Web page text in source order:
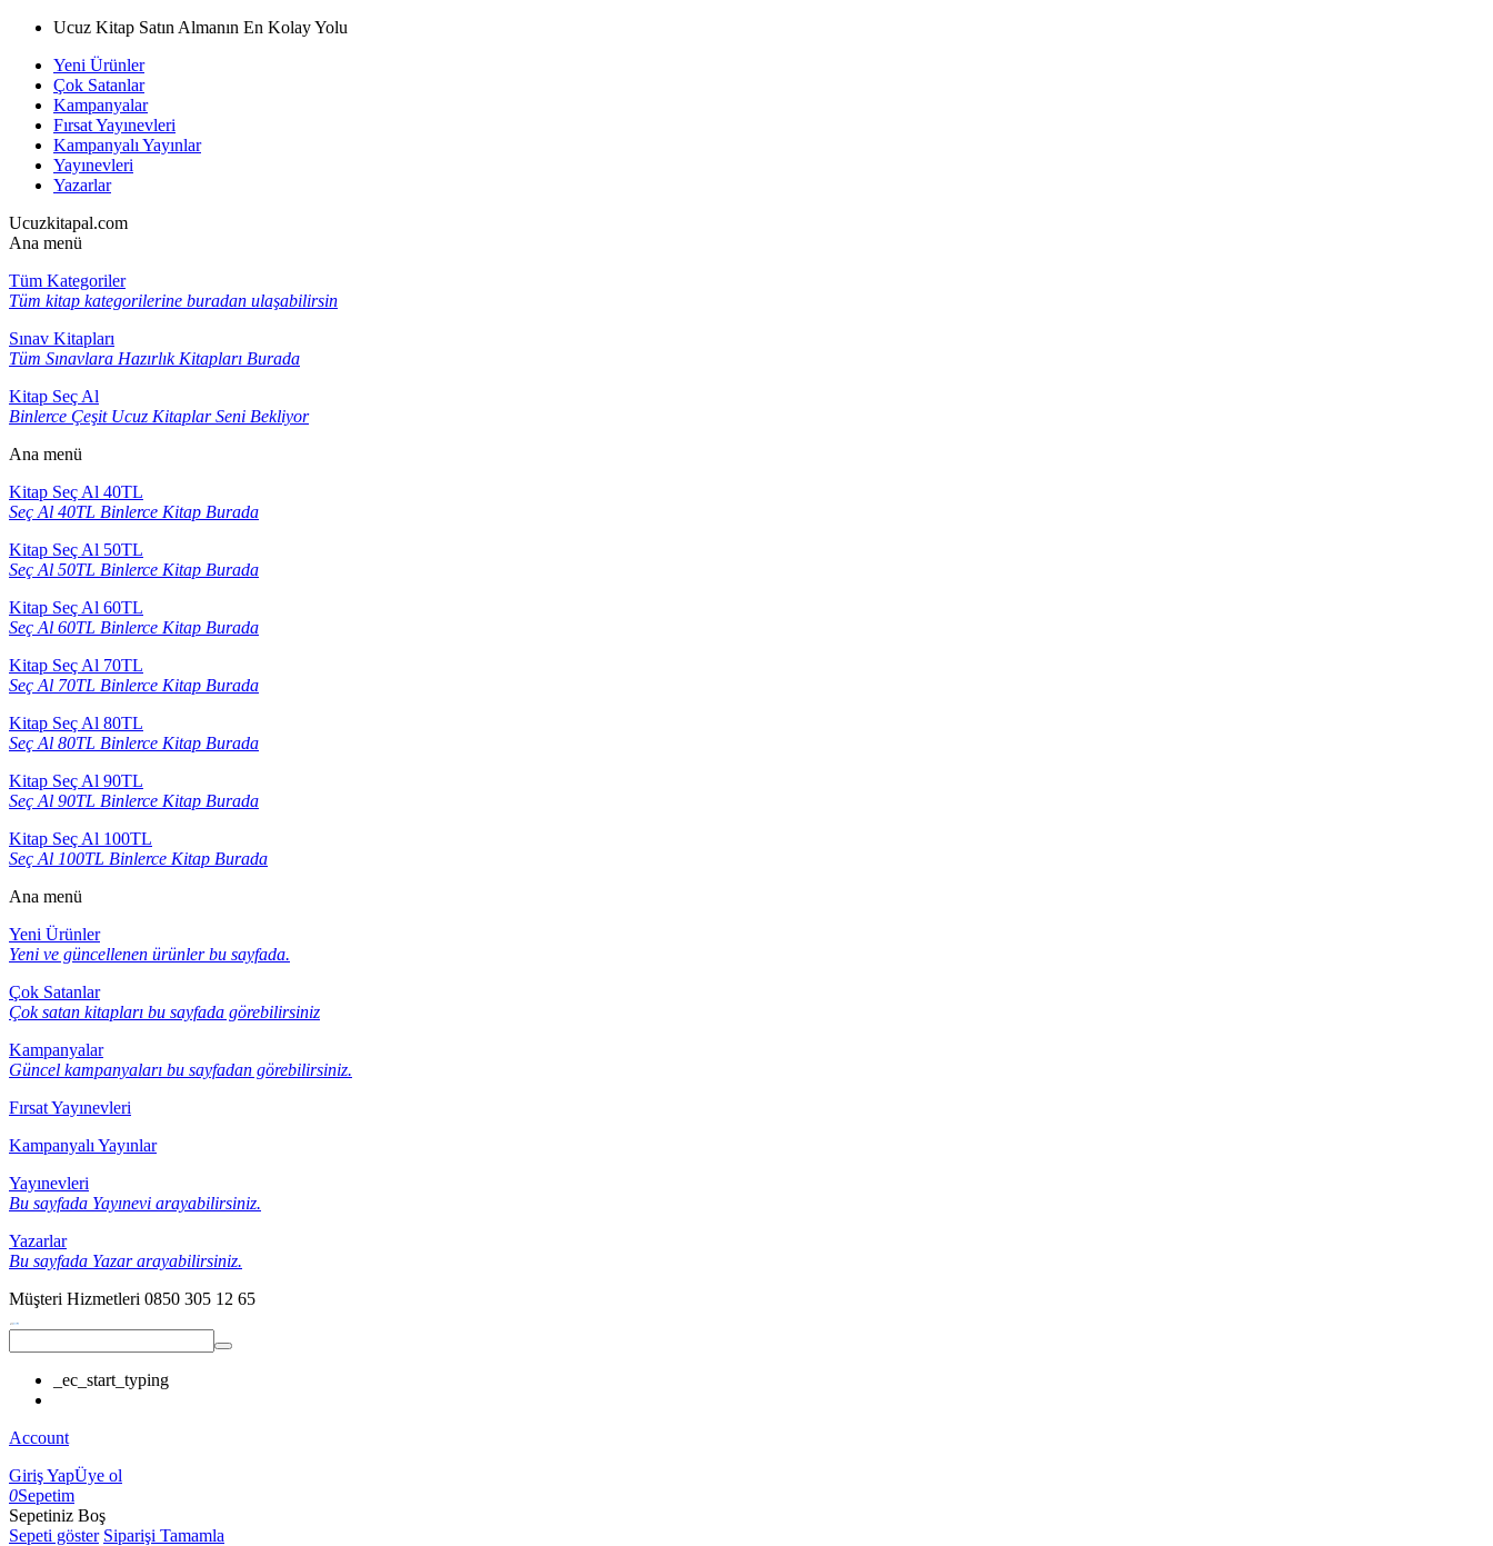
Ucuz Kitap Satın Almanın En Kolay Yolu
Yeni Ürünler
Çok Satanlar
Kampanyalar
Fırsat Yayınevleri
Kampanyalı Yayınlar
Yayınevleri
Yazarlar
Ucuzkitapal.com
Ana menü
Tüm Kategoriler
Tüm kitap kategorilerine buradan ulaşabilirsin
Sınav Kitapları
Tüm Sınavlara Hazırlık Kitapları Burada
Kitap Seç Al
Binlerce Çeşit Ucuz Kitaplar Seni Bekliyor
Ana menü
Kitap Seç Al 40TL
Seç Al 40TL Binlerce Kitap Burada
Kitap Seç Al 50TL
Seç Al 50TL Binlerce Kitap Burada
Kitap Seç Al 60TL
Seç Al 60TL Binlerce Kitap Burada
Kitap Seç Al 70TL
Seç Al 70TL Binlerce Kitap Burada
Kitap Seç Al 80TL
Seç Al 80TL Binlerce Kitap Burada
Kitap Seç Al 90TL
Seç Al 90TL Binlerce Kitap Burada
Kitap Seç Al 100TL
Seç Al 100TL Binlerce Kitap Burada
Ana menü
Yeni Ürünler
Yeni ve güncellenen ürünler bu sayfada.
Çok Satanlar
Çok satan kitapları bu sayfada görebilirsiniz
Kampanyalar
Güncel kampanyaları bu sayfadan görebilirsiniz.
Fırsat Yayınevleri
Kampanyalı Yayınlar
Yayınevleri
Bu sayfada Yayınevi arayabilirsiniz.
Yazarlar
Bu sayfada Yazar arayabilirsiniz.
Müşteri Hizmetleri 0850 305 12 65
_ec_start_typing
Account
Giriş YapÜye ol
0Sepetim
Sepetiniz Boş
Sepeti göster Siparişi Tamamla